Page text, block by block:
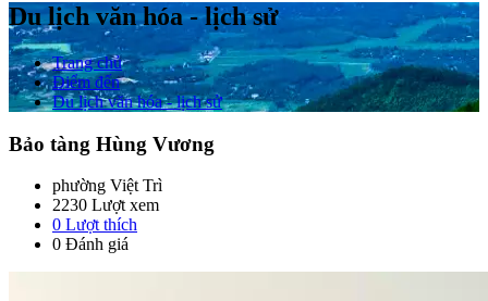
Du lịch văn hóa - lịch sử
Trang chủ
Điểm đến
Du lịch văn hóa - lịch sử
Bảo tàng Hùng Vương
phường Việt Trì
2230 Lượt xem
0 Lượt thích
0 Đánh giá